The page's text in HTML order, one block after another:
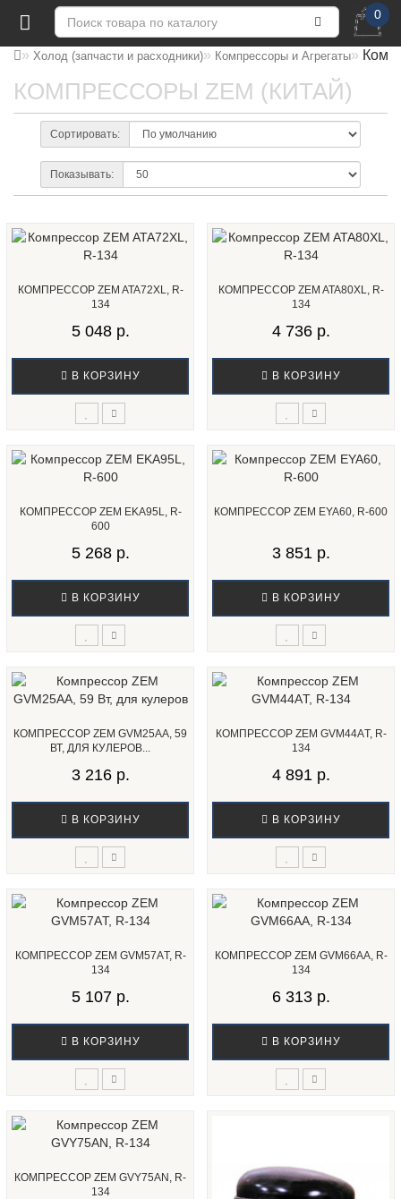
0
Холод (запчасти и расходники) Компрессоры и Агрегаты
КОМПРЕССОРЫ ZEM (КИТАЙ)
Сортировать:
Показывать:
КОМПРЕССОР ZEM ATA72XL, R-
134
5 048 р.
В КОРЗИНУ
КОМПРЕССОР ZEM ATA80XL, R-
134
4 736 р.
В КОРЗИНУ
КОМПРЕССОР ZEM EKA95L, R-
600
5 268 р.
В КОРЗИНУ
КОМПРЕССОР ZEM EYA60, R-600
3 851 р.
В КОРЗИНУ
КОМПРЕССОР ZEM GVM25AA, 59
ВТ, ДЛЯ КУЛЕРОВ...
3 216 р.
В КОРЗИНУ
КОМПРЕССОР ZEM GVM44AТ, R-
134
4 891 р.
В КОРЗИНУ
КОМПРЕССОР ZEM GVM57AТ, R-
134
5 107 р.
В КОРЗИНУ
КОМПРЕССОР ZEM GVM66AA, R-
134
6 313 р.
В КОРЗИНУ
КОМПРЕССОР ZEM GVY75AN, R-
134